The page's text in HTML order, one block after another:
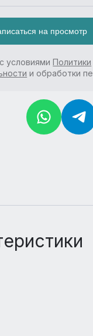
на просмотр
условиямиПолитики
и обработки